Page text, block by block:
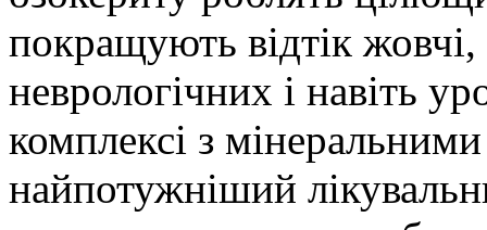
покращують відтік
неврологічних і навіть
комплексі з
найпотужніший